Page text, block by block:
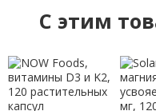
C этим